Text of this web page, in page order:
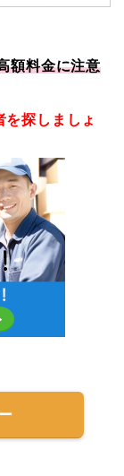
額料金に注意
探しましょ